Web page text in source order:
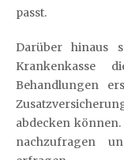
passt.
Darüber hinaus
Krankenkasse
Behandlungen
abdecken
nachzufragen